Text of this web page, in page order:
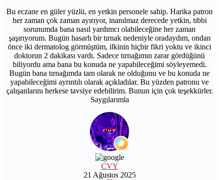
Bu eczane en güler yüzlü, en yetkin personele sahip. Harika patron
her zaman çok zaman ayırıyor, inanılmaz derecede yetkin, tıbbi
sorunumda bana nasıl yardımcı olabileceğine her zaman
şaşırıyorum. Bugün hasarlı bir tırnak nedeniyle oradaydım, ondan
önce iki dermatolog görmüştüm, ilkinin hiçbir fikri yoktu ve ikinci
doktorun 2 dakikası vardı. Sadece tırnağımın zarar gördüğünü
biliyordu ama bana bu konuda ne yapabileceğimi söyleyemedi.
Bugün bana tırnağımda tam olarak ne olduğunu ve bu konuda ne
yapabileceğimi ayrıntılı olarak açıkladılar. Bu yüzden patronu ve
çalışanlarını herkese tavsiye edebilirim. Bunun için çok teşekkürler.
Saygılarımla
CVY
21 Ağustos 2025